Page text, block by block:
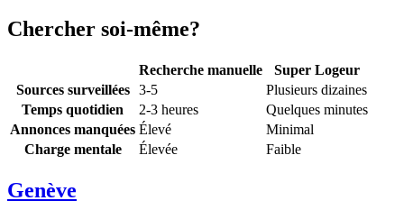
Chercher soi-même?
Recherche manuelle
Super Logeur
Sources surveillées
3-5
Plusieurs dizaines
Temps quotidien
2-3 heures
Quelques minutes
Annonces manquées Élevé
Minimal
Charge mentale
Élevée Faible
Genève